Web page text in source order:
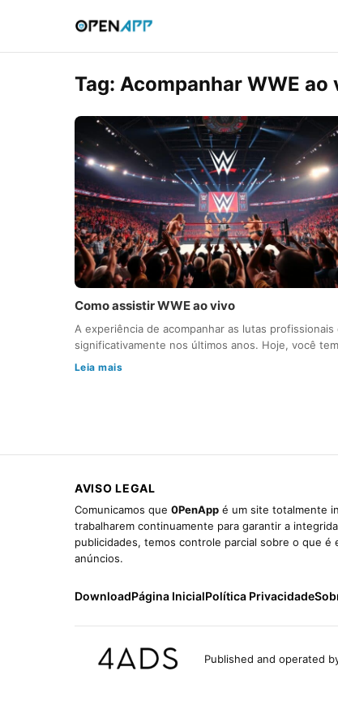
Tag: Acompanhar WWE ao
Como assistir WWE ao vivo
A experiência de acompanhar as lutas profissionais
significativamente nos últimos anos. Hoje, você
Leia mais
AVISO LEGAL
Comunicamos que 0PenApp é um site totalmente
trabalharem continuamente para garantir a
publicidades, temos controle parcial sobre o que
anúncios.
DownloadPágina InicialPolítica Privacidade
Published and operated